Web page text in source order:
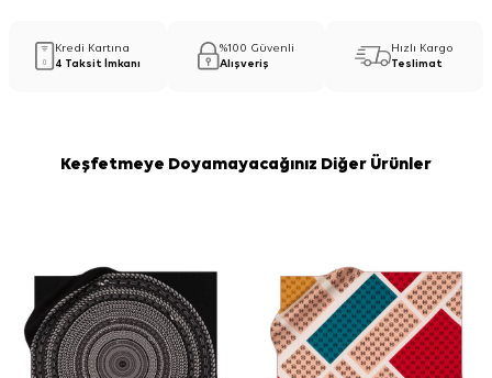
Kredi Kartına
4 Taksit İmkanı
%100 Güvenli
Alışveriş
Hızlı Kargo
Teslimat
Keşfetmeye Doyamayacağınız Diğer Ürünler